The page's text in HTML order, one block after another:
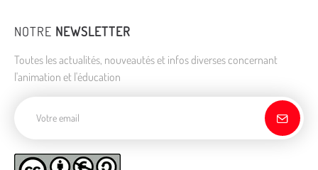
NOTRE NEWSLETTER
Toutes les actualités, nouveautés et infos diverses concernant
l'animation et l'éducation